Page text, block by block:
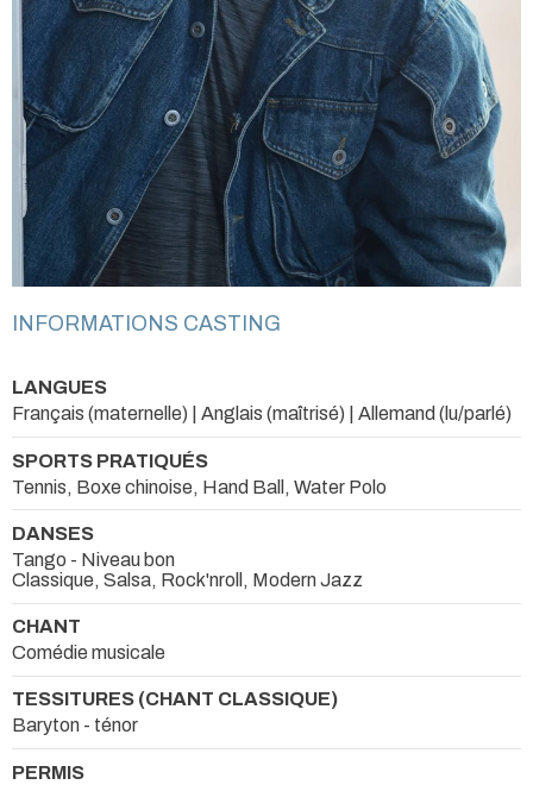
INFORMATIONS CASTING
LANGUES
Français (maternelle) | Anglais (maîtrisé) | Allemand (lu/parlé)
SPORTS PRATIQUÉS
Tennis, Boxe chinoise, Hand Ball, Water Polo
DANSES
Tango - Niveau bon
Classique, Salsa, Rock'nroll, Modern Jazz
CHANT
Comédie musicale
TESSITURES (CHANT CLASSIQUE)
Baryton - ténor
PERMIS